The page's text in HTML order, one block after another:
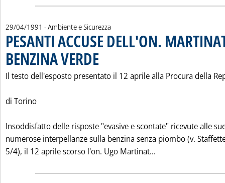
29/04/1991 - Ambiente e Sicurezza
PESANTI ACCUSE DELL'ON.
BENZINA VERDE
Il testo dell'esposto presentato il 12 aprile alla Procura della
di Torino
Insoddisfatto delle risposte "evasive e scontate" ricevute alle
numerose interpellanze sulla benzina senza piombo (v.
5/4), il 12 aprile scorso l'on. Ugo Martinat...